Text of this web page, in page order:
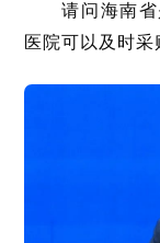
请问海南
医院可以及时采